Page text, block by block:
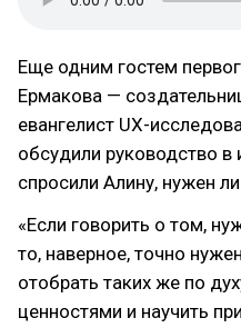
Еще одним гостем
Ермакова —
евангелист UX-
обсудили руководство в
спросили Алину, нужен
«Если говорить о том,
то, наверное, точно
отобрать таких же по
ценностями и научить